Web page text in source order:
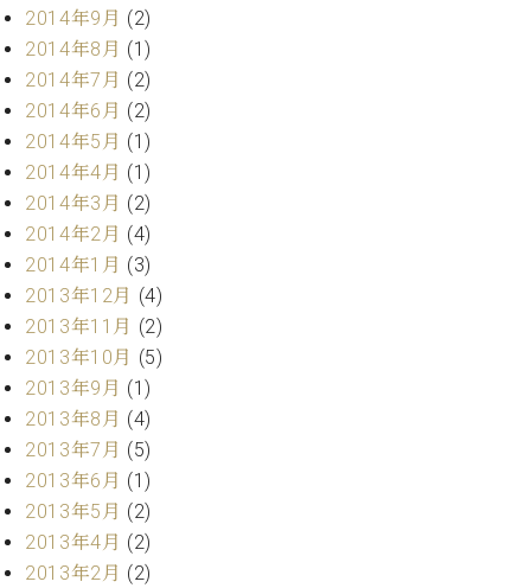
師
紹
介
調
律
金
表
お
問
い
合
せ
尾山調律師のブ
ログ Die
Musikgasse（音
楽の小道）
2014年9月 (2)
2014年8月 (1)
2014年7月 (2)
2014年6月 (2)
2014年5月 (1)
2014年4月 (1)
2014年3月 (2)
2014年2月 (4)
2014年1月 (3)
2013年12月 (4)
2013年11月 (2)
2013年10月 (5)
2013年9月 (1)
2013年8月 (4)
2013年7月 (5)
2013年6月 (1)
2013年5月 (2)
2013年4月 (2)
2013年2月 (2)